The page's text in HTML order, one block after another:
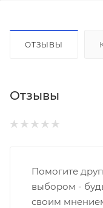
ОТЗЫВЫ
Отзывы
Помогите
выбором -
своим